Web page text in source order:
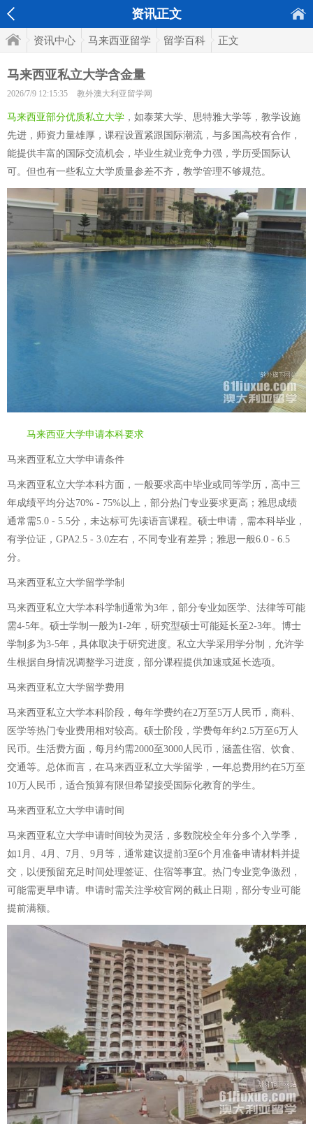
资讯正文
资讯中心 马来西亚留学 留学百科 正文
马来西亚私立大学含金量
2026/7/9 12:15:35 教外澳大利亚留学网
马来西亚部分优质私立大学 ，如泰莱大学、思特雅大学等，教学设施
先进，师资力量雄厚，课程设置紧跟国际潮流，与多国高校有合作，
能提供丰富的国际交流机会，毕业生就业竞争力强，学历受国际认
可。但也有一些私立大学质量参差不齐，教学管理不够规范。
马来西亚大学申请本科要求
马来西亚私立大学申请条件
马来西亚私立大学本科方面，一般要求高中毕业或同等学历，高中三
年成绩平均分达70% - 75%以上，部分热门专业要求更高；雅思成绩
通常需5.0 - 5.5分，未达标可先读语言课程。硕士申请，需本科毕业，
有学位证，GPA2.5 - 3.0左右，不同专业有差异；雅思一般6.0 - 6.5
分。
马来西亚私立大学留学学制
马来西亚私立大学本科学制通常为3年，部分专业如医学、法律等可能
需4-5年。硕士学制一般为1-2年，研究型硕士可能延长至2-3年。博士
学制多为3-5年，具体取决于研究进度。私立大学采用学分制，允许学
生根据自身情况调整学习进度，部分课程提供加速或延长选项。
马来西亚私立大学留学费用
马来西亚私立大学本科阶段，每年学费约在2万至5万人民币，商科、
医学等热门专业费用相对较高。硕士阶段，学费每年约2.5万至6万人
民币。生活费方面，每月约需2000至3000人民币，涵盖住宿、饮食、
交通等。总体而言，在马来西亚私立大学留学，一年总费用约在5万至
10万人民币，适合预算有限但希望接受国际化教育的学生。
马来西亚私立大学申请时间
马来西亚私立大学申请时间较为灵活，多数院校全年分多个入学季，
如1月、4月、7月、9月等，通常建议提前3至6个月准备申请材料并提
交，以便预留充足时间处理签证、住宿等事宜。热门专业竞争激烈，
可能需更早申请。申请时需关注学校官网的截止日期，部分专业可能
提前满额。